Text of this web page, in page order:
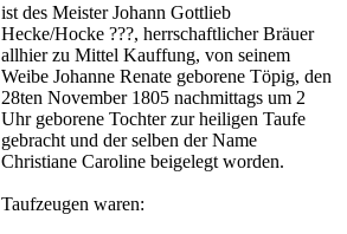
ist des Meister Johann Gottlieb
Hecke/Hocke ???, herrschaftlicher Bräuer
allhier zu Mittel Kauffung, von seinem
Weibe Johanne Renate geborene Töpig, den
28ten November 1805 nachmittags um 2
Uhr geborene Tochter zur heiligen Taufe
gebracht und der selben der Name
Christiane Caroline beigelegt worden.
Taufzeugen waren: